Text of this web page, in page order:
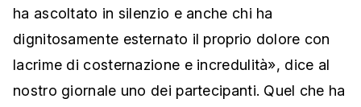
ha ascoltato in silenzio e anche chi ha
dignitosamente esternato il proprio dolore con
lacrime di costernazione e incredulità», dice al
nostro giornale uno dei partecipanti. Quel che ha